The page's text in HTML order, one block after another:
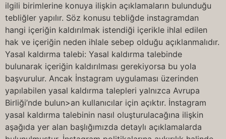
ilgili birimlerine konuya ilişkin açıklamaların bulunduğu
tebliğler yapılır. Söz konusu tebliğde instagramdan
hangi içeriğin kaldırılmak istendiği içerikle ihlal edilen
hak ve içeriğin neden ihlale sebep olduğu açıklanmalıdır.
Yasal kaldırma talebi: Yasal kaldırma talebinde
bulunarak içeriğin kaldırılması gerekiyorsa bu yola
başvurulur. Ancak İnstagram uygulaması üzerinden
yapılabilen yasal kaldırma talepleri yalnızca Avrupa
Birliği’nde bulun>an kullanıcılar için açıktır. İnstagram
yasal kaldırma talebinin nasıl oluşturulacağına ilişkin
aşağıda yer alan başlığımızda detaylı açıklamalarda